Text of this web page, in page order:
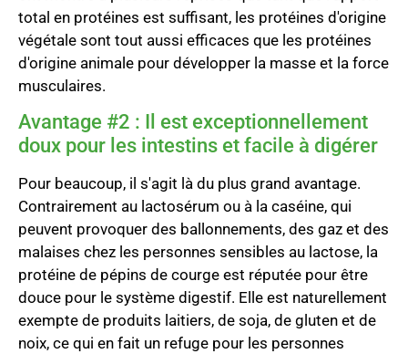
total en protéines est suffisant, les protéines d'origine
végétale sont tout aussi efficaces que les protéines
d'origine animale pour développer la masse et la force
musculaires.
Avantage #2 : Il est exceptionnellement
doux pour les intestins et facile à digérer
Pour beaucoup, il s'agit là du plus grand avantage.
Contrairement au lactosérum ou à la caséine, qui
peuvent provoquer des ballonnements, des gaz et des
malaises chez les personnes sensibles au lactose, la
protéine de pépins de courge est réputée pour être
douce pour le système digestif. Elle est naturellement
exempte de produits laitiers, de soja, de gluten et de
noix, ce qui en fait un refuge pour les personnes